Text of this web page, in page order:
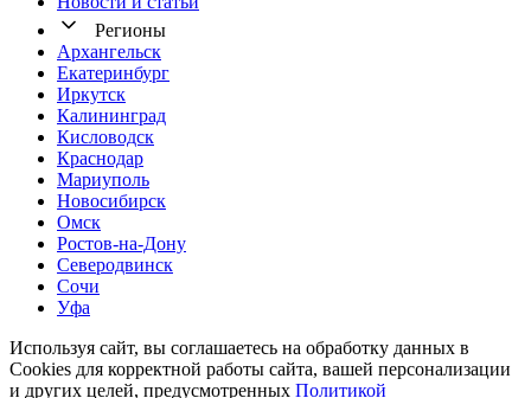
Регионы
Архангельск
Екатеринбург
Иркутск
Калининград
Кисловодск
Краснодар
Мариуполь
Новосибирск
Омск
Ростов-на-Дону
Северодвинск
Сочи
Уфа
Используя сайт, вы соглашаетесь на обработку данных в
Cookies для корректной работы сайта, вашей персонализации
и других целей, предусмотренных Политикой